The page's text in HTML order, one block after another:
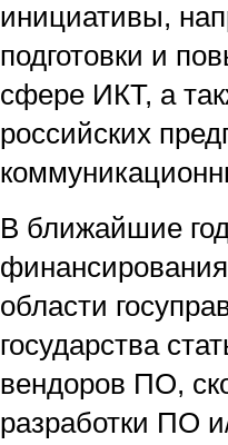
инициативы,
подготовки и
сфере ИКТ, а
российских
В ближайшие
области
государства
вендоров ПО,
разработки ПО